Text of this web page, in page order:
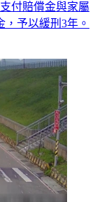
付賠償金與家屬
予以緩刑3年。